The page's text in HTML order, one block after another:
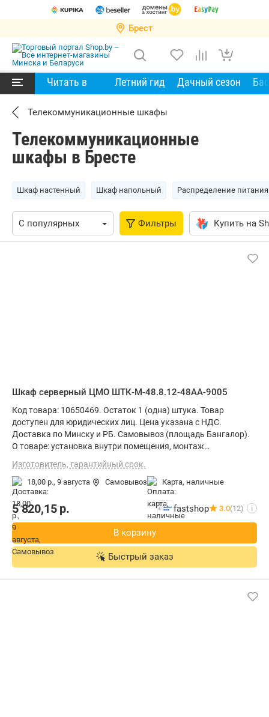
Брест
Читать в Летний гид Дачный сезон
Телекоммуникационные шкафы
Телекоммуникационные
шкафы в Бресте
Шкаф настенный Шкаф напольный Распределение питания
Фильтры Купить на
Шкаф серверный ЦМО ШТК-М-48.8.12-48АА-9005
Код товара: 10650469. Остаток 1 (одна) штука. Товар
доступен для юридических лиц. Цена указана с НДС.
Доставка по Минску и РБ. Самовывоз (площадь Бангалор).
О товаре: установка внутри помещения, монтаж
защиты IP20, ВхШхГ: 231.5x80x125 см
Изготовитель, гарантийный срок.
18,00 р., 9 августа Самовывоз карта, наличные
5 820,15р. fastshop 3.0(12) i
В корзину
Быстрый заказ